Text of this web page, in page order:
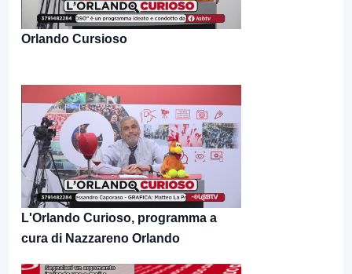
Orlando Cursioso
L'Orlando Curioso, programma a
cura di Nazzareno Orlando